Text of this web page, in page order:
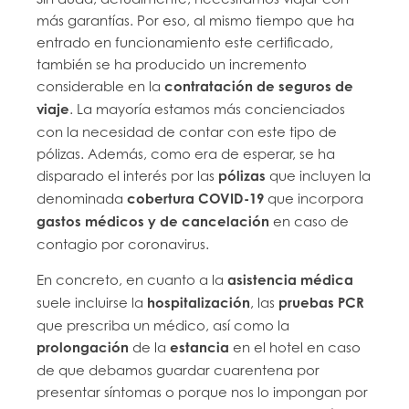
más garantías. Por eso, al mismo tiempo que ha
entrado en funcionamiento este certificado,
también se ha producido un incremento
considerable en lacontratación de seguros de
viaje. La mayoría estamos más concienciados
con la necesidad de contar con este tipo de
pólizas. Además, como era de esperar, se ha
disparado el interés por las pólizas que incluyen la
denominadacobertura COVID-19 que incorpora
gastos médicos y de cancelación en caso de
contagio por coronavirus.
En concreto, en cuanto a laasistencia médica
suele incluirse la hospitalización, las pruebas PCR
que prescriba un médico, así como la
prolongación de laestancia en el hotel en caso
de que debamos guardar cuarentena por
presentar síntomas o porque nos lo impongan por